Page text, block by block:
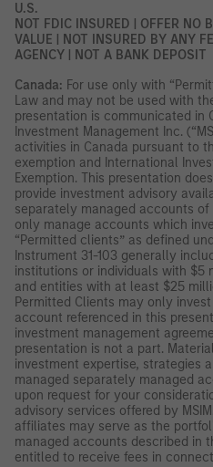
U.S.
NOT FDIC INSURED | OFFER NO
VALUE | NOT INSURED BY ANY
AGENCY | NOT A BANK DEPOSIT
Canada: For use only with
Law and may not be used with
presentation is communicated in
Investment Management Inc.
activities in Canada pursuant to
exemption and International
Exemption. This presentation
provide investment advisory
separately managed accounts of
only manage accounts which
“Permitted clients” as defined
Instrument 31-103 generally
institutions or individuals with $5
and entities with at least $25
Permitted Clients may only
account referenced in this
investment management
presentation is not a part.
investment expertise, strategies
managed separately managed
upon request for your
advisory services offered by
affiliates may serve as the
managed accounts described in
entitled to receive fees in